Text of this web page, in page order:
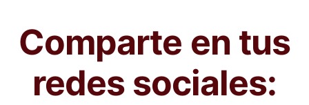
Comparte en tus
redes sociales: